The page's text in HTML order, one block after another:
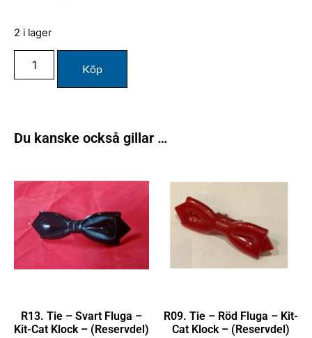
2 i lager
Köp
Du kanske också gillar …
R13. Tie – Svart Fluga –
Kit-Cat Klock – (Reservdel)
R09. Tie – Röd Fluga – Kit-
Cat Klock – (Reservdel)